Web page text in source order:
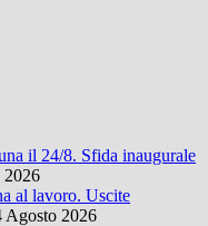
il 24/8. Sfida inaugurale
2026
al lavoro. Uscite
Agosto 2026